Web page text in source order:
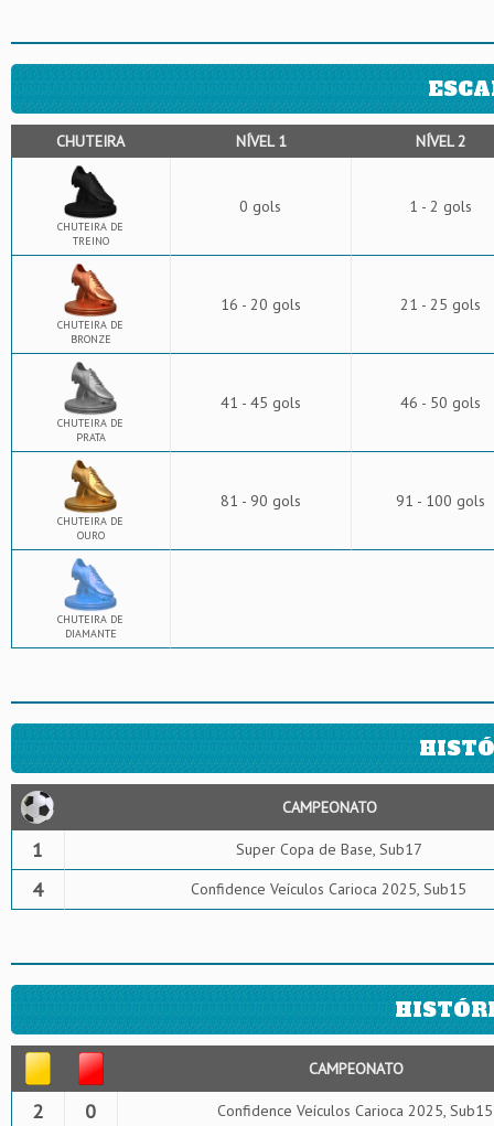
CHUTEIRA NÍVEL 1 NÍVEL 2
CHUTEIRA DE
TREINO
0 gols 1 - 2 gols
CHUTEIRA DE
BRONZE
16 - 20 gols 21 - 25 gols
CHUTEIRA DE
PRATA
41 - 45 gols 46 - 50 gols
CHUTEIRA DE
OURO
81 - 90 gols 91 - 100 gols
CHUTEIRA DE
DIAMANTE
CAMPEONATO
1 Super Copa de Base, Sub17
4 Confidence Veículos Carioca 2025, Sub15
CAMPEONATO
2 0 Confidence Veículos Carioca 2025, Sub15